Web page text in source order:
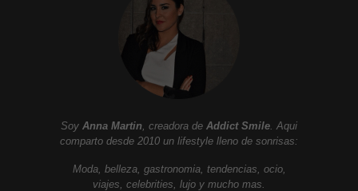
Soy Anna Martin, creadora de Addict Smile. Aqui
comparto desde 2010 un lifestyle lleno de sonrisas:
Moda, belleza, gastronomia, tendencias, ocio,
viajes, celebrities, lujo y mucho mas.